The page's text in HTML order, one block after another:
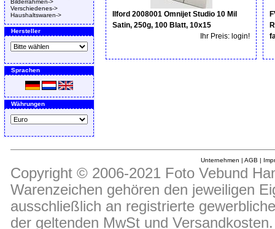
Bilderrahmen->
Verschiedenes->
Haushaltswaren->
Hersteller
Sprachen
Währungen
Ilford 2008001 Omnijet Studio 10 Mil
Satin, 250g, 100 Blatt, 10x15
Ihr Preis: login!
Unternehmen | AGB |
Copyright © 2006-2021 Foto Vebund
Warenzeichen gehören den jeweiligen
ausschließlich an registrierte
der geltenden MwSt und